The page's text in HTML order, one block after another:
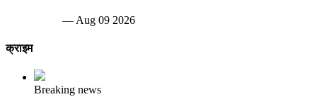
— Aug 09 2026
क्राइम
Breaking news